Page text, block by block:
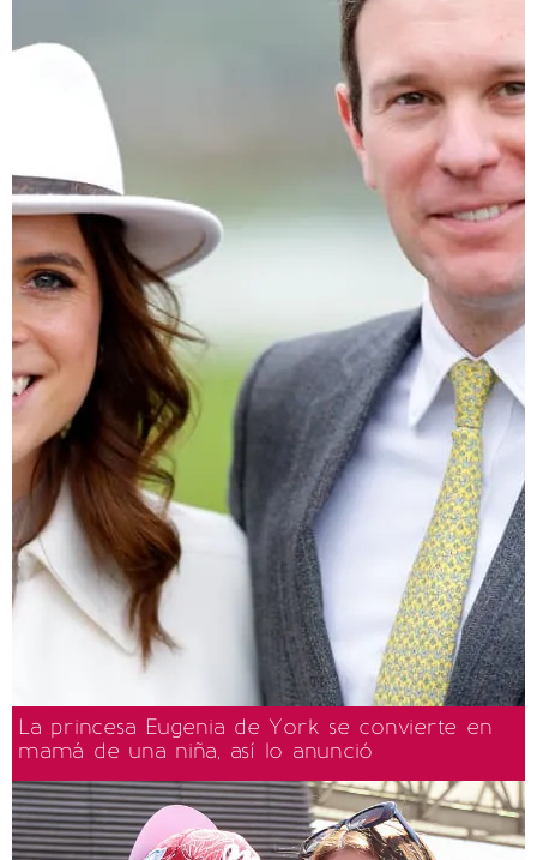
La princesa Eugenia de York se convierte en
mamá de una niña, así lo anunció